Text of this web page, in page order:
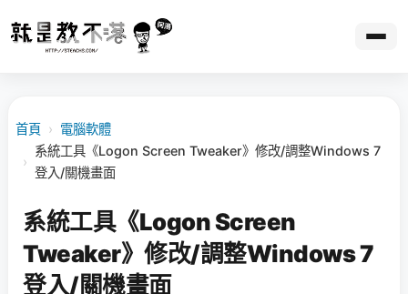
首頁 › 電腦軟體
›
系統工具《Logon Screen Tweaker》修改/調整Windows 7
登入/關機畫面
系統工具《Logon Screen
Tweaker》修改/調整Windows 7
登入/關機畫面